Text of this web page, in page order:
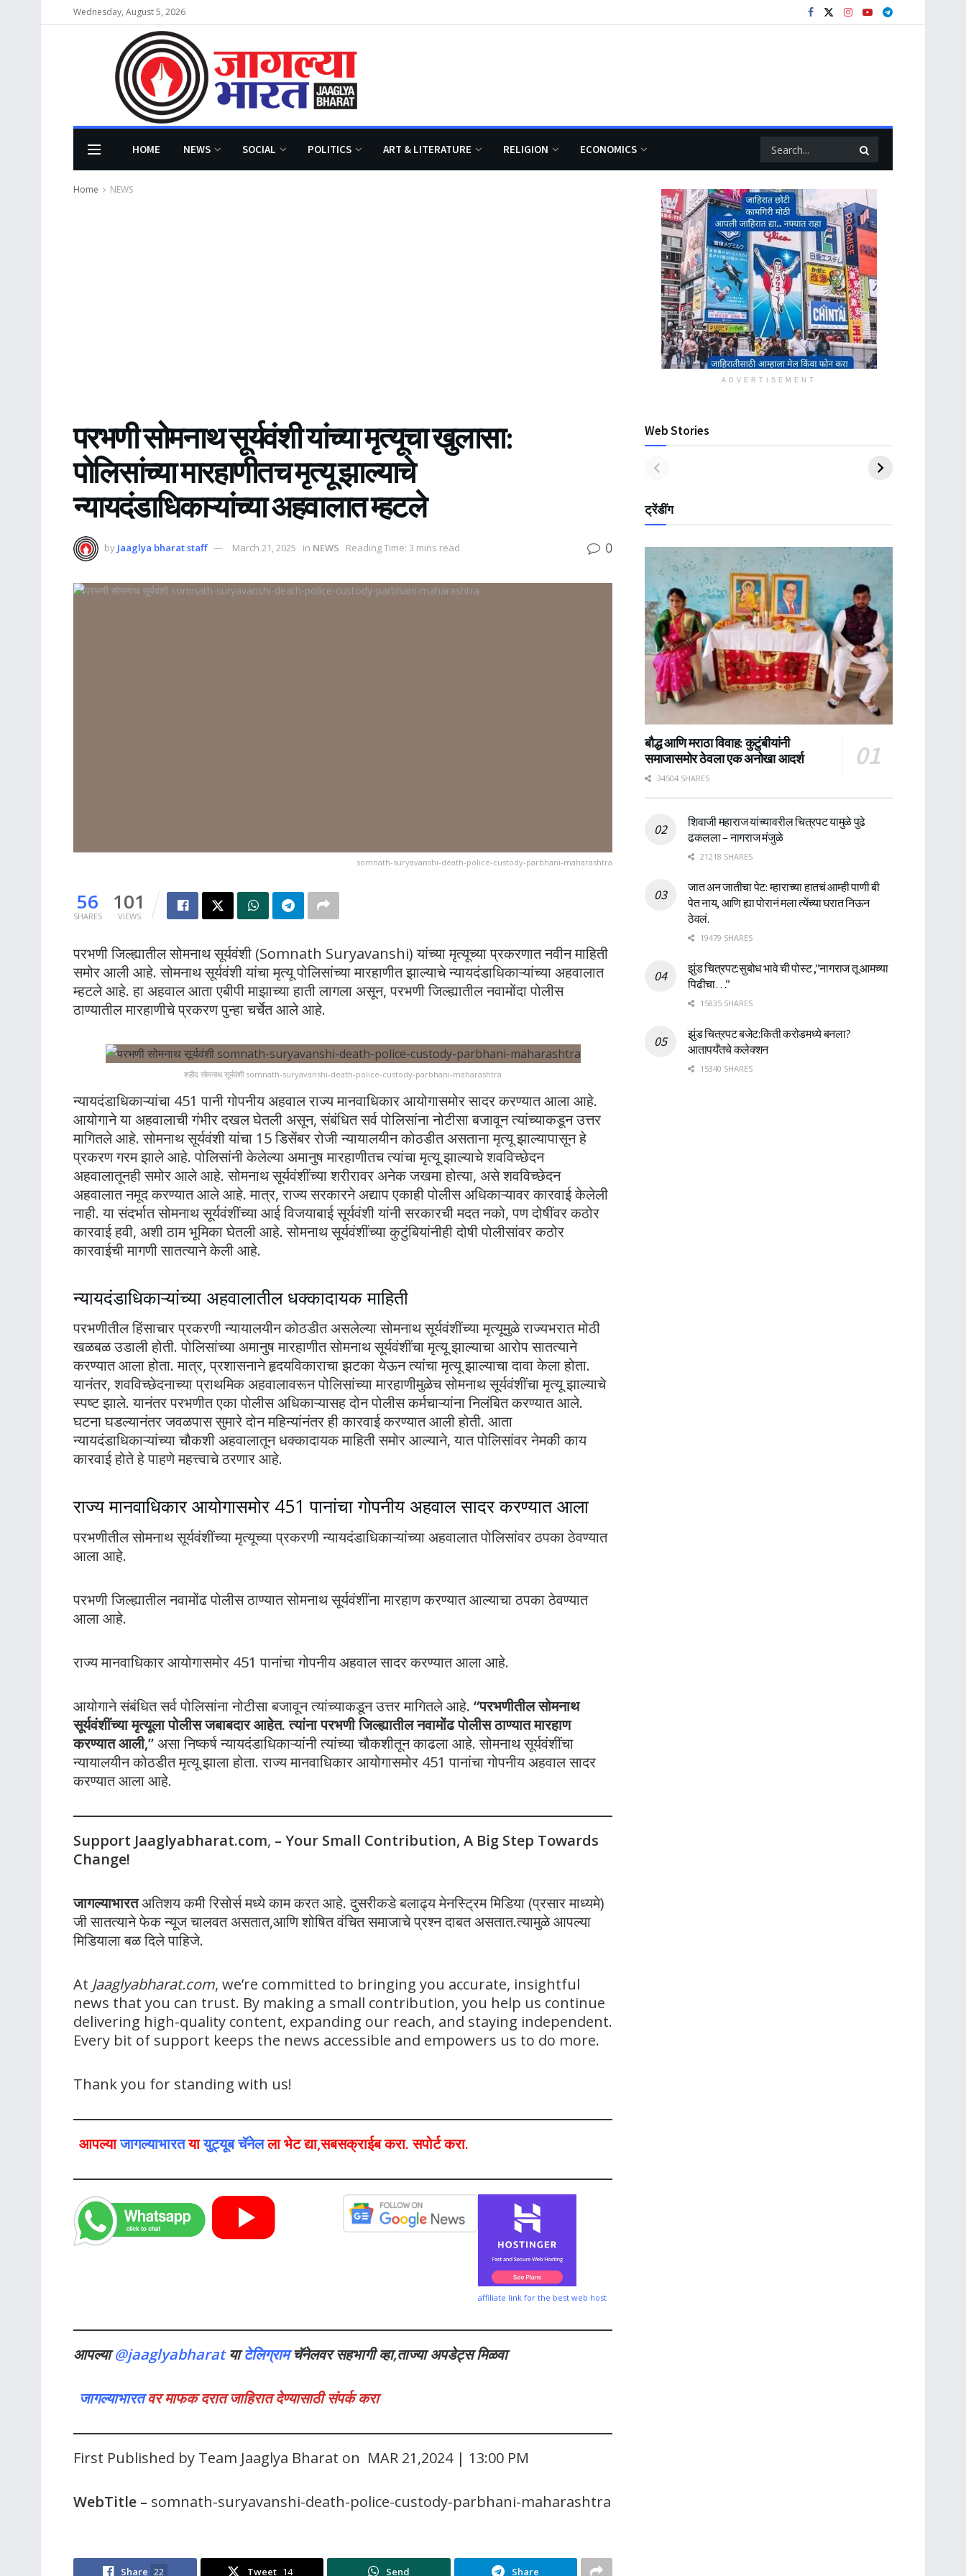
Wednesday, August 5, 2026
HOME NEWS SOCIAL POLITICS ART & LITERATURE RELIGION ECONOMICS
Home NEWS
परभणी सोमनाथ सूर्यवंशी यांच्या मृत्यूचा खुलासा:
पोलिसांच्या मारहाणीतच मृत्यू झाल्याचे
न्यायदंडाधिकाऱ्यांच्या अहवालात म्हटले
by Jaaglya bharat staff March 21, 2025 in NEWS Reading Time: 3 mins read 0
somnath-suryavanshi-death-police-custody-parbhani-maharashtra
56
SHARES
101
VIEWS
परभणी जिल्ह्यातील सोमनाथ सूर्यवंशी (Somnath Suryavanshi) यांच्या मृत्यूच्या प्रकरणात नवीन माहिती
समोर आली आहे. सोमनाथ सूर्यवंशी यांचा मृत्यू पोलिसांच्या मारहाणीत झाल्याचे न्यायदंडाधिकाऱ्यांच्या अहवालात
म्हटले आहे. हा अहवाल आता एबीपी माझाच्या हाती लागला असून, परभणी जिल्ह्यातील नवामोंदा पोलीस
ठाण्यातील मारहाणीचे प्रकरण पुन्हा चर्चेत आले आहे.
शहीद सोमनाथ सूर्यवंशी somnath-suryavanshi-death-police-custody-parbhani-maharashtra
न्यायदंडाधिकाऱ्यांचा 451 पानी गोपनीय अहवाल राज्य मानवाधिकार आयोगासमोर सादर करण्यात आला आहे.
आयोगाने या अहवालाची गंभीर दखल घेतली असून, संबंधित सर्व पोलिसांना नोटीसा बजावून त्यांच्याकडून उत्तर
मागितले आहे. सोमनाथ सूर्यवंशी यांचा 15 डिसेंबर रोजी न्यायालयीन कोठडीत असताना मृत्यू झाल्यापासून हे
प्रकरण गरम झाले आहे. पोलिसांनी केलेल्या अमानुष मारहाणीतच त्यांचा मृत्यू झाल्याचे शवविच्छेदन
अहवालातूनही समोर आले आहे. सोमनाथ सूर्यवंशींच्या शरीरावर अनेक जखमा होत्या, असे शवविच्छेदन
अहवालात नमूद करण्यात आले आहे. मात्र, राज्य सरकारने अद्याप एकाही पोलीस अधिकाऱ्यावर कारवाई केलेली
नाही. या संदर्भात सोमनाथ सूर्यवंशींच्या आई विजयाबाई सूर्यवंशी यांनी सरकारची मदत नको, पण दोषींवर कठोर
कारवाई हवी, अशी ठाम भूमिका घेतली आहे. सोमनाथ सूर्यवंशींच्या कुटुंबियांनीही दोषी पोलीसांवर कठोर
कारवाईची मागणी सातत्याने केली आहे.
न्यायदंडाधिकाऱ्यांच्या अहवालातील धक्कादायक माहिती
परभणीतील हिंसाचार प्रकरणी न्यायालयीन कोठडीत असलेल्या सोमनाथ सूर्यवंशींच्या मृत्यूमुळे राज्यभरात मोठी
खळबळ उडाली होती. पोलिसांच्या अमानुष मारहाणीत सोमनाथ सूर्यवंशींचा मृत्यू झाल्याचा आरोप सातत्याने
करण्यात आला होता. मात्र, प्रशासनाने हृदयविकाराचा झटका येऊन त्यांचा मृत्यू झाल्याचा दावा केला होता.
यानंतर, शवविच्छेदनाच्या प्राथमिक अहवालावरून पोलिसांच्या मारहाणीमुळेच सोमनाथ सूर्यवंशींचा मृत्यू झाल्याचे
स्पष्ट झाले. यानंतर परभणीत एका पोलीस अधिकाऱ्यासह दोन पोलीस कर्मचाऱ्यांना निलंबित करण्यात आले.
घटना घडल्यानंतर जवळपास सुमारे दोन महिन्यांनंतर ही कारवाई करण्यात आली होती. आता
न्यायदंडाधिकाऱ्यांच्या चौकशी अहवालातून धक्कादायक माहिती समोर आल्याने, यात पोलिसांवर नेमकी काय
कारवाई होते हे पाहणे महत्त्वाचे ठरणार आहे.
राज्य मानवाधिकार आयोगासमोर 451 पानांचा गोपनीय अहवाल सादर करण्यात आला
परभणीतील सोमनाथ सूर्यवंशींच्या मृत्यूच्या प्रकरणी न्यायदंडाधिकाऱ्यांच्या अहवालात पोलिसांवर ठपका ठेवण्यात
आला आहे.
परभणी जिल्ह्यातील नवामोंढ पोलीस ठाण्यात सोमनाथ सूर्यवंशींना मारहाण करण्यात आल्याचा ठपका ठेवण्यात
आला आहे.
राज्य मानवाधिकार आयोगासमोर 451 पानांचा गोपनीय अहवाल सादर करण्यात आला आहे.
आयोगाने संबंधित सर्व पोलिसांना नोटीसा बजावून त्यांच्याकडून उत्तर मागितले आहे. “परभणीतील सोमनाथ
सूर्यवंशींच्या मृत्यूला पोलीस जबाबदार आहेत. त्यांना परभणी जिल्ह्यातील नवामोंढ पोलीस ठाण्यात मारहाण
करण्यात आली,”असा निष्कर्ष न्यायदंडाधिकाऱ्यांनी त्यांच्या चौकशीतून काढला आहे. सोमनाथ सूर्यवंशींचा
न्यायालयीन कोठडीत मृत्यू झाला होता. राज्य मानवाधिकार आयोगासमोर 451 पानांचा गोपनीय अहवाल सादर
करण्यात आला आहे.
Support Jaaglyabharat.com, – Your Small Contribution, A Big Step Towards
Change!
जागल्याभारतअतिशय कमी रिसोर्स मध्ये काम करत आहे. दुसरीकडे बलाढ्य मेनस्ट्रिम मिडिया (प्रसार माध्यमे)
जी सातत्याने फेक न्यूज चालवत असतात,आणि शोषित वंचित समाजाचे प्रश्न दाबत असतात.त्यामुळे आपल्या
मिडियाला बळ दिले पाहिजे.
At Jaaglyabharat.com, we’re committed to bringing you accurate, insightful
news that you can trust. By making a small contribution, you help us continue
delivering high-quality content, expanding our reach, and staying independent.
Every bit of support keeps the news accessible and empowers us to do more.
Thank you for standing with us!
आपल्याजागल्याभारतयायुट्यूब चॅनेलला भेट द्या,सबसक्राईब करा. सपोर्ट करा.
affiliate link for the best web host
आपल्या@jaaglyabharatयाटेलिग्रामचॅनेलवर सहभागी व्हा,ताज्या अपडेट्स मिळवा
जागल्याभारतवर माफक दरात जाहिरात देण्यासाठी संपर्क करा
First Published by Team Jaaglya Bharat on MAR 21,2024 | 13:00 PM
WebTitle – somnath-suryavanshi-death-police-custody-parbhani-maharashtra
Share 22 Tweet 14 Send Share
ADVERTISEMENT
Web Stories
ट्रेंडींग
बौद्ध आणि मराठा विवाह: कुटुंबीयांनी
समाजासमोर ठेवला एक अनोखा आदर्श
34504 SHARES
शिवाजी महाराज यांच्यावरील चित्रपट यामुळे पुढे
ढकलला – नागराज मंजुळे
21218 SHARES
जात अन जातीचा पेट: म्हाराच्या हातचं आम्ही पाणी बी
पेत नाय, आणि ह्या पोरानं मला त्येंच्या घरात निऊन
ठेवलं.
19479 SHARES
झुंड चित्रपट:सुबोध भावे ची पोस्ट ,”नागराज तू आमच्या
पिढीचा…”
15835 SHARES
झुंड चित्रपट बजेट:किती करोडमध्ये बनला?
आतापर्यँतचे कलेक्शन
15340 SHARES